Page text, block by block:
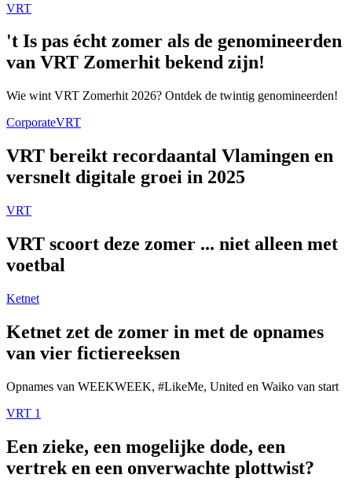
VRT
't Is pas écht zomer als de genomineerden
van VRT Zomerhit bekend zijn!
Wie wint VRT Zomerhit 2026? Ontdek de twintig genomineerden!
CorporateVRT
VRT bereikt recordaantal Vlamingen en
versnelt digitale groei in 2025
VRT
VRT scoort deze zomer ... niet alleen met
voetbal
Ketnet
Ketnet zet de zomer in met de opnames
van vier fictiereeksen
Opnames van WEEKWEEK, #LikeMe, United en Waiko van start
VRT 1
Een zieke, een mogelijke dode, een
vertrek en een onverwachte plottwist?